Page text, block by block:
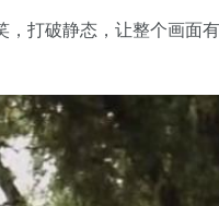
打破静态，让整个画面